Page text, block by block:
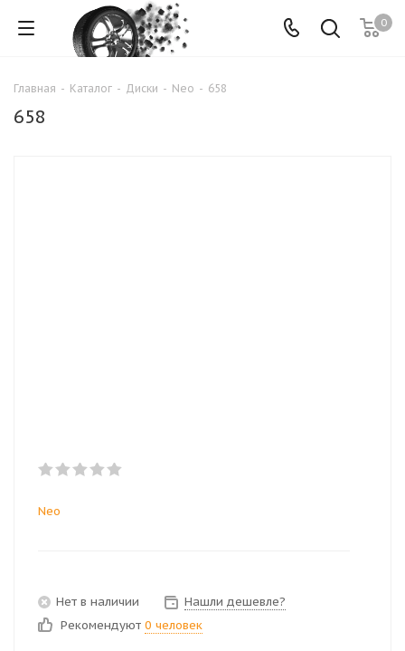
0
Главная - Каталог - Диски - Neo - 658
658
Neo
Нет в наличии
Нашли дешевле?
Рекомендуют 0 человек